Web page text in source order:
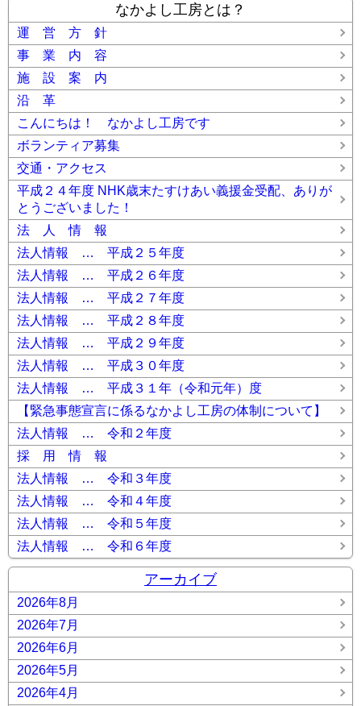
なかよし工房とは？
運 営 方 針
事 業 内 容
施 設 案 内
沿 革
こんにちは！ なかよし工房です
ボランティア募集
交通・アクセス
平成２４年度 NHK歳末たすけあい義援金受配、ありが
とうございました！
法 人 情 報
法人情報 … 平成２５年度
法人情報 … 平成２６年度
法人情報 … 平成２７年度
法人情報 … 平成２８年度
法人情報 … 平成２９年度
法人情報 … 平成３０年度
法人情報 … 平成３１年（令和元年）度
【緊急事態宣言に係るなかよし工房の体制について】
法人情報 … 令和２年度
採 用 情 報
法人情報 … 令和３年度
法人情報 … 令和４年度
法人情報 … 令和５年度
法人情報 … 令和６年度
アーカイブ
2026年8月
2026年7月
2026年6月
2026年5月
2026年4月